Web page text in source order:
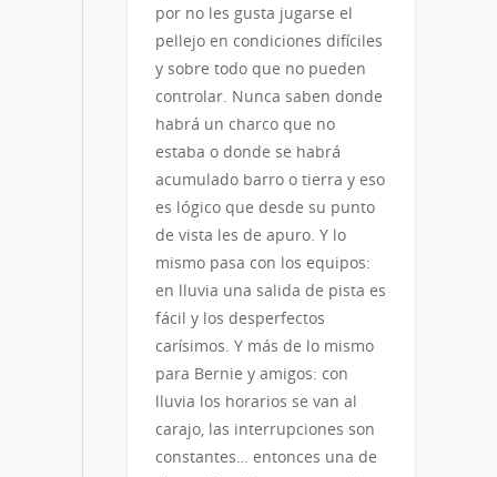
por no les gusta jugarse el
pellejo en condiciones difíciles
y sobre todo que no pueden
controlar. Nunca saben donde
habrá un charco que no
estaba o donde se habrá
acumulado barro o tierra y eso
es lógico que desde su punto
de vista les de apuro. Y lo
mismo pasa con los equipos:
en lluvia una salida de pista es
fácil y los desperfectos
carísimos. Y más de lo mismo
para Bernie y amigos: con
lluvia los horarios se van al
carajo, las interrupciones son
constantes… entonces una de